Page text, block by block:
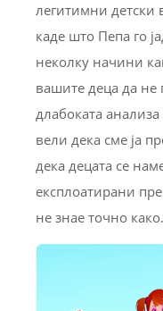
легитимни детски
каде што Пепа го
неколку начини
вашите деца да не
длабоката
вели дека сме ја
дека децата се
експлоатирани
не знае точно како.